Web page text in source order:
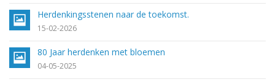
Herdenkingsstenen naar de toekomst.
15-02-2026
80 Jaar herdenken met bloemen
04-05-2025